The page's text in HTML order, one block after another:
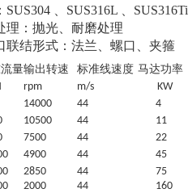
、SUS316L 、SUS316Ti
理：抛光、耐磨处理
联结形式：法兰、螺口、夹箍
量输出转速 标准线速度 马达功率
rpm m/s
KW
14000 44 4
10500 44 11
7500 44 22
4900 44 45
2850 44 75
2000 44 160